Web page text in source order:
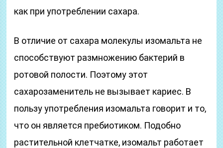
как при употреблении сахара.
В отличие от сахара молекулы изомальта не
способствуют размножению бактерий в
ротовой полости. Поэтому этот
сахарозаменитель не вызывает кариес. В
пользу употребления изомальта говорит и то,
что он является пребиотиком. Подобно
растительной клетчатке, изомальт работает